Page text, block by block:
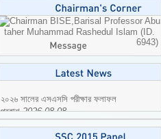
Professor Abu
taher Muhammad Rashedul Islam (ID.
6943)
২০২৬ সালের এসএসসি পরীক্ষার ফলাফল
প্রকাশ2026-08-08